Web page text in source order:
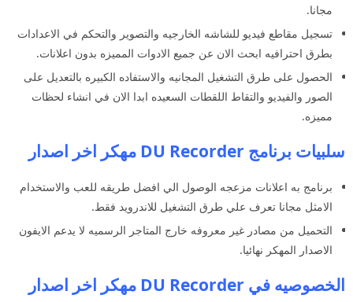
مجانا.
تسجيل مقاطع فيديو للشاشه الخارجيه والتصوير والتحكم في الاعدادات
بطرق احترافيه ابحث الان عن جميع الادوات المميزه بدون اعلانات.
الحصول على طرق التشغيل المجانيه والاستفاده الكبيره بالتعديل على
الصور والفيديو والتقاط اللقطات السعيده ابدا الان في انشاء لحظات
مميزه.
سلبيات برنامج DU Recorder مهكر اخر اصدار
برنامج به اعلانات مزعجه الوصول الي افضل طريقه للعب والاستخدام
الامثل مجانا تعرف علي طرق التشغيل للاندرويد فقط.
التحميل من مصادر غير معروفه خارج المتاجر الرسميه لا يدعم الايفون
الاصدار المهكر نهائيا.
الخصوصيه في DU Recorder مهكر اخر اصدار